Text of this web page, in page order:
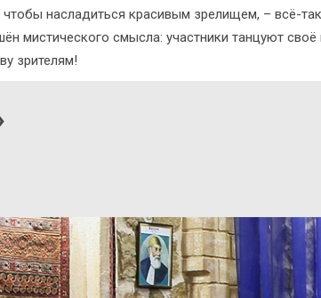
насладиться красивым зрелищем, – всё-
смысла: участники танцуют своё
зрителям!